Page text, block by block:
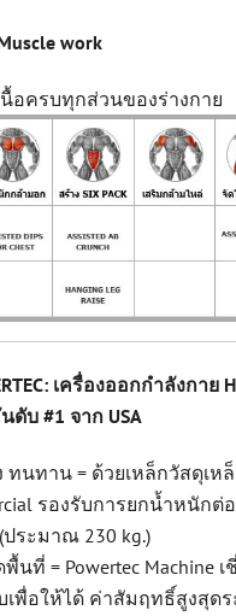
work
อครบทุกส่วนของร่างกาย
เครื่องออกกำลังกาย
ดับ #1 จาก USA
ทนทาน = ด้วยเหล็กวัสดุเห
รองรับการยกน้ำหนักต่
ประมาณ 230 kg.)
นที่ = Powertec Machine
เพื่อให้ได้ ค่าสัมฤทธิ์สูงสุด